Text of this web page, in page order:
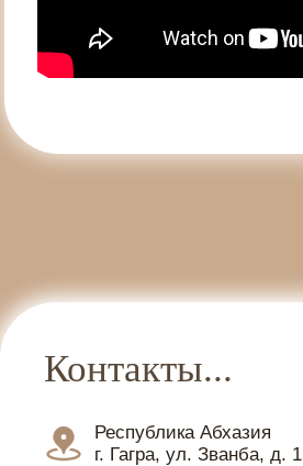
Контакты...
Республика Абхазия
г. Гагра, ул. Званба, д. 1